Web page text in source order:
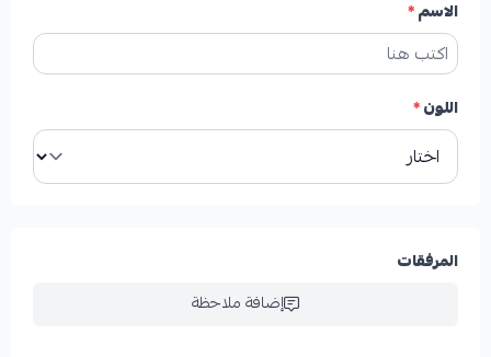
الاسم*
اللون*
المرفقات
إضافة ملاحظة